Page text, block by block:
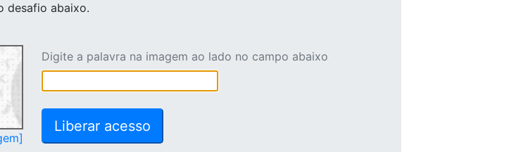
desafio abaixo.
Digite a palavra na imagem ao lado no campo abaixo